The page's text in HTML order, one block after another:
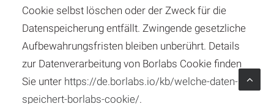
Cookie selbst löschen oder der Zweck für die
Datenspeicherung entfällt. Zwingende gesetzliche
Aufbewahrungsfristen bleiben unberührt. Details
zur Datenverarbeitung von Borlabs Cookie finden
Sie unter https://de.borlabs.io/kb/welche-daten-
speichert-borlabs-cookie/.